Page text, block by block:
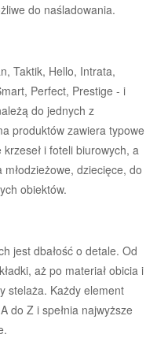
do naśladowania.
Taktik, Hello, Intrata,
Perfect, Prestige - i
do jednych z
produktów zawiera typowe
i foteli biurowych, a
dziecięce, do
obiektów.
jest dbałość o detale. Od
aż po materiał obicia i
stelaża. Każdy element
do Z i spełnia najwyższe